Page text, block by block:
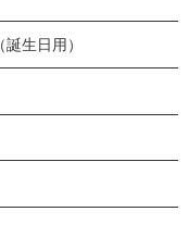
生日用）